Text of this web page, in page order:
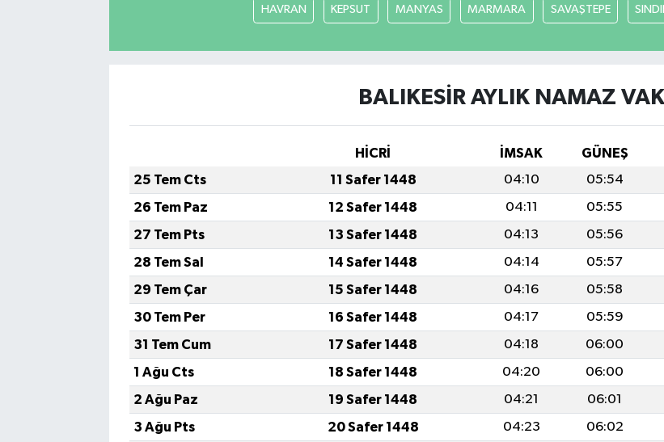
HAVRAN KEPSUT MANYAS MARMARA SAVAŞTEPE
BALIKESİR AYLIK NAMAZ
HİCRİ İMSAK GÜNEŞ
25 Tem Cts
11 Safer 1448 04:10 05:54
26 Tem Paz
12 Safer 1448 04:11 05:55
27 Tem Pts
13 Safer 1448 04:13 05:56
28 Tem Sal
14 Safer 1448 04:14 05:57
29 Tem Çar
15 Safer 1448 04:16 05:58
30 Tem Per
16 Safer 1448 04:17 05:59
31 Tem Cum
17 Safer 1448 04:18 06:00
1 Ağu Cts
18 Safer 1448 04:20 06:00
2 Ağu Paz
19 Safer 1448 04:21 06:01
3 Ağu Pts
20 Safer 1448 04:23 06:02